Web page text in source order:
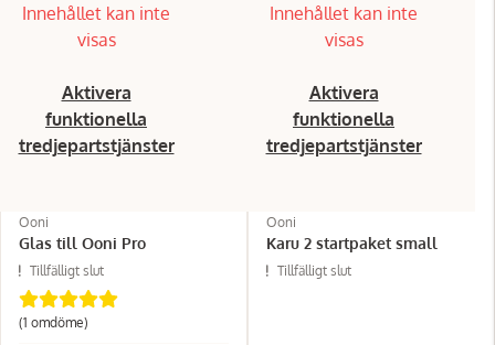
Innehållet kan inte
visas
Aktivera
funktionella
tredjepartstjänster
Ooni
Glas till Ooni Pro
Tillfälligt slut
(1 omdöme)
Innehållet kan inte
visas
Aktivera
funktionella
tredjepartstjänster
Ooni
Karu 2 startpaket small
Tillfälligt slut